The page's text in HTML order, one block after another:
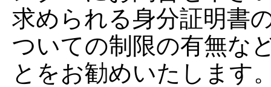
求められる身分証明書
ついての制限の有無な
とをお勧めいたします